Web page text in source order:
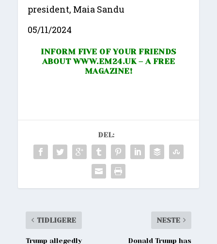
president, Maia Sandu
05/11/2024
INFORM FIVE OF YOUR FRIENDS
ABOUTWWW.EM24.UK – A FREE
MAGAZINE!
DEL:
TIDLIGERE
Trump allegedly
NESTE
Donald Trump has